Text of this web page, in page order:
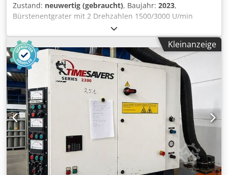
Zustand: neuwertig (gebraucht), Baujahr: 2023,
Bürstenentgrater mit 2 Drehzahlen 1500/3000 U/min
Betriebsanleitung Csdpfx Abjzmp U Ujkerf
Kleinanzeige